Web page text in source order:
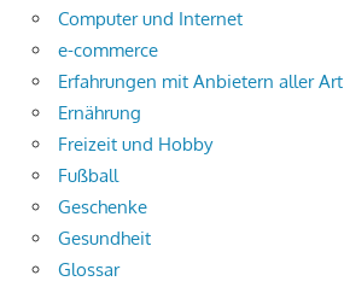
Computer und Internet
e-commerce
Erfahrungen mit Anbietern aller Art
Ernährung
Freizeit und Hobby
Fußball
Geschenke
Gesundheit
Glossar